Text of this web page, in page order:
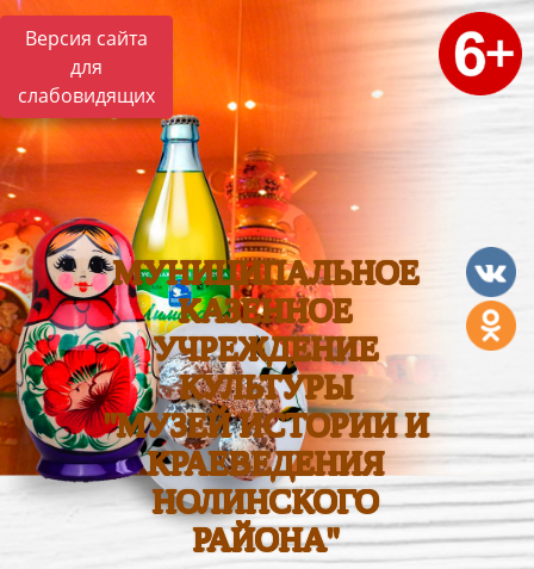
Версия сайта
для
слабовидящих
МУНИЦИПАЛЬНОЕ
КАЗЕННОЕ
УЧРЕЖДЕНИЕ
КУЛЬТУРЫ
"МУЗЕЙ ИСТОРИИ И
КРАЕВЕДЕНИЯ
НОЛИНСКОГО
РАЙОНА"